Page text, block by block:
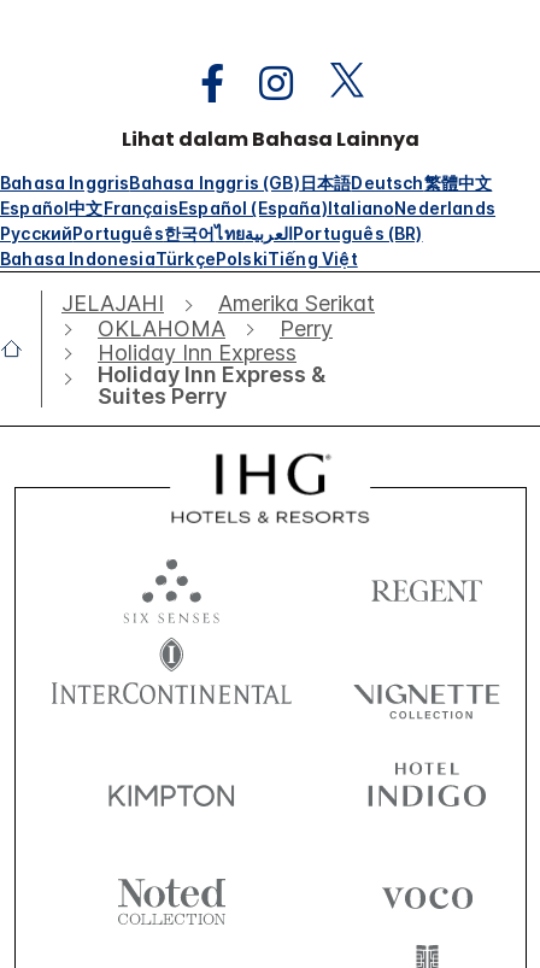
Lihat dalam Bahasa Lainnya
Bahasa InggrisBahasa Inggris (GB)日本語Deutsch繁體中文
Español中文FrançaisEspañol (España)ItalianoNederlands
РусскийPortuguês한국어ไทยالعربيةPortuguês (BR)
Bahasa IndonesiaTürkçePolskiTiếng Việt
JELAJAHI
Amerika Serikat
OKLAHOMA
Perry
Holiday Inn Express
Holiday Inn Express &
Suites Perry